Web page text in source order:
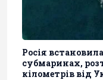
Росія
субмаринах,
кілометрів від